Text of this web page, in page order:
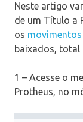
Neste artigo
de um Título a
os
baixados, total
1 – Acesse o
Protheus, no